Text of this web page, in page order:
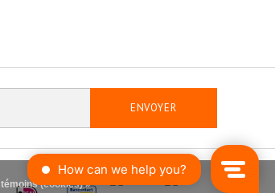
ENVOYER
(cookies) »